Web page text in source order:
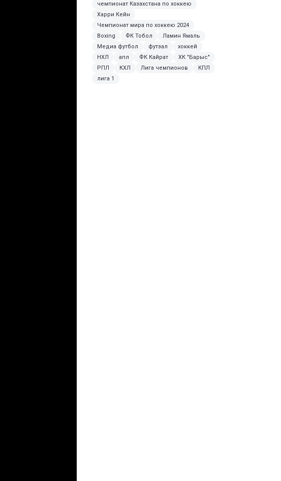
чемпионат Казахстана по хоккею
Харри Кейн
Чемпионат мира по хоккею 2024
Boxing
ФК Тобол
Ламин Ямаль
Медиа футбол
футзал
хоккей
НХЛ
апл ФК Кайрат
ХК "Барыс"
РПЛ
КХЛ Лига чемпионов
КПЛ
лига 1